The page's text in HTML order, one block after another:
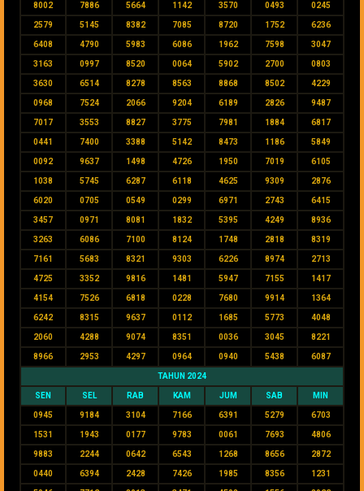
8002 7886 5664 1142 3570 0493 0245
2579 5145 8382 7085 8720 1752 6236
6408 4790 5983 6086 1962 7598 3047
3163 0997 8520 0064 5902 2700 0803
3630 6514 8278 8563 8868 8502 4229
0968 7524 2066 9204 6189 2826 9487
7017 3553 8827 3775 7981 1884 6817
0441 7400 3388 5142 8473 1186 5849
0092 9637 1498 4726 1950 7019 6105
1038 5745 6287 6118 4625 9309 2876
6020 0705 0549 0299 6971 2743 6415
3457 0971 8081 1832 5395 4249 8936
3263 6086 7100 8124 1748 2818 8319
7161 5683 8321 9303 6226 8974 2713
4725 3352 9816 1481 5947 7155 1417
4154 7526 6818 0228 7680 9914 1364
6242 8315 9637 0112 1685 5773 4048
2060 4288 9074 8351 0036 3045 8221
8966 2953 4297 0964 0940 5438 6087
TAHUN 2024
SEN SEL RAB KAM JUM SAB MIN
0945 9184 3104 7166 6391 5279 6703
1531 1943 0177 9783 0061 7693 4806
9883 2244 0642 6543 1268 8656 2872
0440 6394 2428 7426 1985 8356 1231